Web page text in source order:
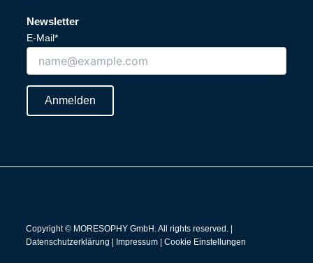
n
k
e
u
t
e
Newsletter
E-Mail*
Anmelden
Copyright © MORESOPHY GmbH. All rights reserved. |
Datenschutzerklärung
Impressum| Cookie Einstellungen